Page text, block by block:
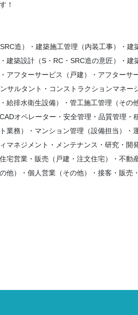
！
造）・建築施工管理（内装工事）・
建築設計（S・RC・SRC造の意匠）・
アフターサービス（戸建）・アフターサ
サルタント・コンストラクションマネ
給排水衛生設備）・管工施工管理（その
オペレーター・安全管理・品質管理・
業務）・マンション管理（設備担当）・
マネジメント・メンテナンス・研究・
宅営業・販売（戸建・注文住宅）・不
他）・個人営業（その他）・接客・販